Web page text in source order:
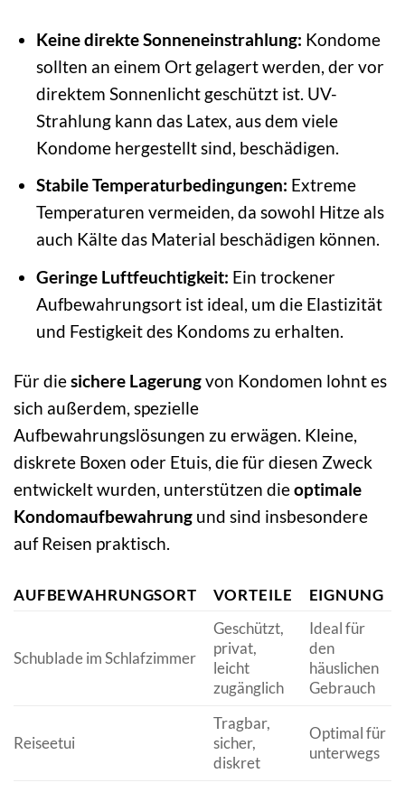
Keine direkte Sonneneinstrahlung: Kondome
sollten an einem Ort gelagert werden, der vor
direktem Sonnenlicht geschützt ist. UV-
Strahlung kann das Latex, aus dem viele
Kondome hergestellt sind, beschädigen.
Stabile Temperaturbedingungen: Extreme
Temperaturen vermeiden, da sowohl Hitze als
auch Kälte das Material beschädigen können.
Geringe Luftfeuchtigkeit: Ein trockener
Aufbewahrungsort ist ideal, um die Elastizität
und Festigkeit des Kondoms zu erhalten.
Für diesichere Lagerungvon Kondomen lohnt es
sich außerdem, spezielle
Aufbewahrungslösungen zu erwägen. Kleine,
diskrete Boxen oder Etuis, die für diesen Zweck
entwickelt wurden, unterstützen dieoptimale
Kondomaufbewahrung und sind insbesondere
auf Reisen praktisch.
AUFBEWAHRUNGSORT VORTEILE EIGNUNG
Schublade im Schlafzimmer
Geschützt,
privat,
leicht
zugänglich
Ideal für
den
häuslichen
Gebrauch
Reiseetui
Tragbar,
sicher,
diskret
Optimal für
unterwegs